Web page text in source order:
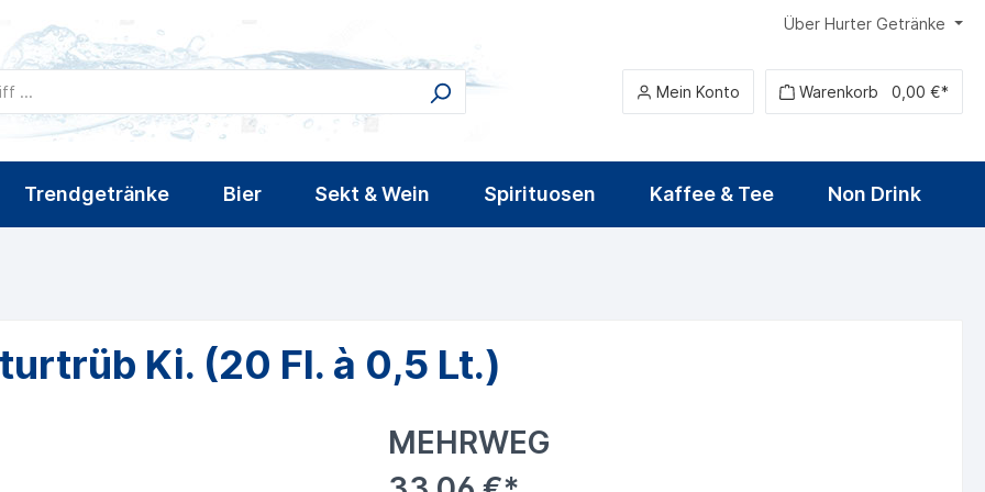
Über Hurter Getränke
Mein Konto Warenkorb 0,00 €*
Trendgetränke Bier Sekt & Wein Spirituosen Kaffee & Tee Non Drink
Ki. (20 Fl. à 0,5 Lt.)
MEHRWEG